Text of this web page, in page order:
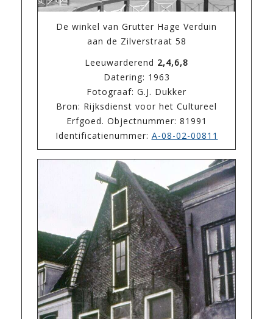
De winkel van Grutter Hage Verduin
aan de Zilverstraat 58
Leeuwarderend 2,4,6,8
Datering: 1963
Fotograaf: G.J. Dukker
Bron: Rijksdienst voor het Cultureel
Erfgoed. Objectnummer: 81991
Identificatienummer: A-08-02-00811